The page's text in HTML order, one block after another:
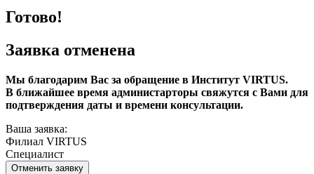
Готово!
Заявка отменена
Мы благодарим Вас за обращение в Институт VIRTUS.
В ближайшее время администарторы свяжутся с Вами для
подтверждения даты и времени консультации.
Ваша заявка:
Филиал VIRTUS
Специалист
Отменить заявку